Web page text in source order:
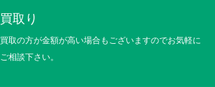
買取り
買取の方が金額が高い場合もございますのでお気軽に
ご相談下さい。